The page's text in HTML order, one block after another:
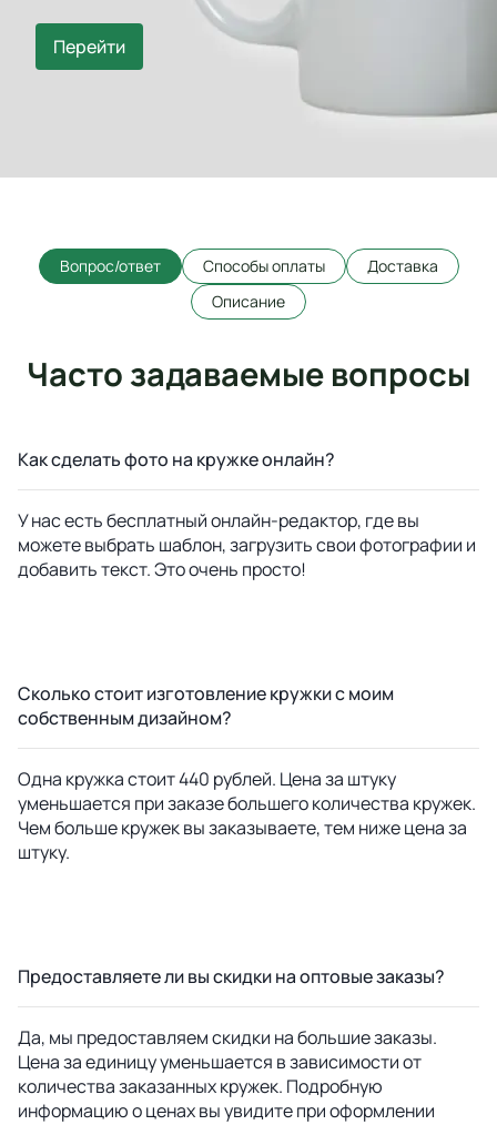
Перейти
Вопрос/ответ Способы оплаты
Доставка
Описание
Часто задаваемые вопросы
Как сделать фото на кружке онлайн?
У нас есть бесплатный онлайн-редактор, где вы
можете выбрать шаблон, загрузить свои фотографии и
добавить текст. Это очень просто!
Сколько стоит изготовление кружки с моим
собственным дизайном?
Одна кружка стоит 440 рублей. Цена за штуку
уменьшается при заказе большего количества кружек.
Чем больше кружек вы заказываете, тем ниже цена за
штуку.
Предоставляете ли вы скидки на оптовые заказы?
Да, мы предоставляем скидки на большие заказы.
Цена за единицу уменьшается в зависимости от
количества заказанных кружек. Подробную
информацию о ценах вы увидите при оформлении